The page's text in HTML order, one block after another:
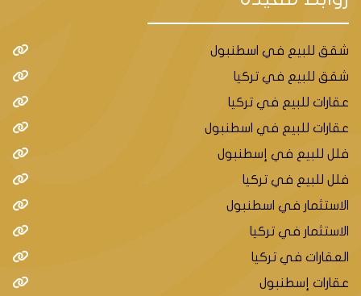
شقق للبيع في اسطنبول
شقق للبيع في تركيا
عقارات للبيع في تركيا
عقارات للبيع في اسطنبول
فلل للبيع في إسطنبول
فلل للبيع في تركيا
الاستثمار في اسطنبول
الاستثمار في تركيا
العقارات في تركيا
عقارات إسطنبول